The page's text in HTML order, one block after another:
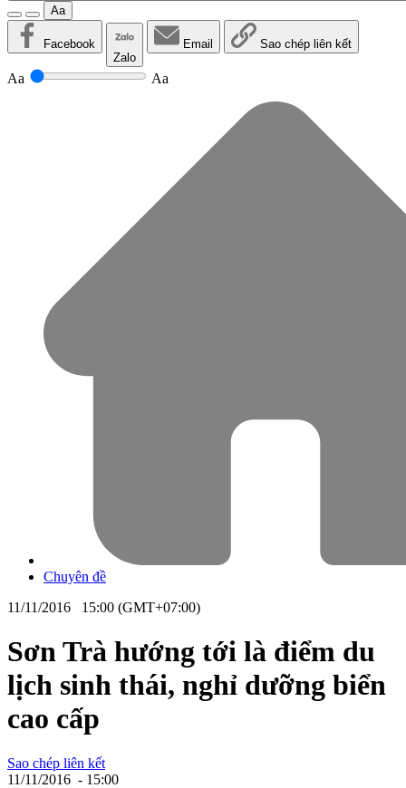
Aa
Facebook
Zalo
Email Sao chép liên kết
Aa Aa
Chuyên đề
11/11/2016 15:00 (GMT+07:00)
Sơn Trà hướng tới là điểm du
lịch sinh thái, nghỉ dưỡng biển
cao cấp
Sao chép liên kết
11/11/2016 - 15:00